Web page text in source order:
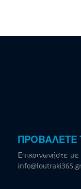
ΠΡΟΒΑΛΕΤΕ
Επικοινωνήστε